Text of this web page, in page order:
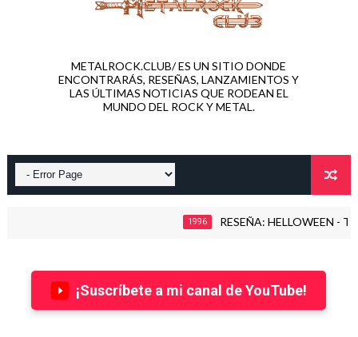
METALROCK.CLUB/ ES UN SITIO DONDE
ENCONTRARÁS, RESEÑAS, LANZAMIENTOS Y
LAS ÚLTIMAS NOTICIAS QUE RODEAN EL
MUNDO DEL ROCK Y METAL.
RESEÑA: HELLOWEEN - THE
¡Suscríbete a mi canal de YouTube!